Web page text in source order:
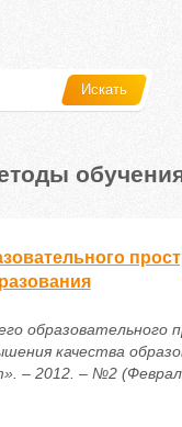
Искать
образовательного
качества
– 2012. – №2